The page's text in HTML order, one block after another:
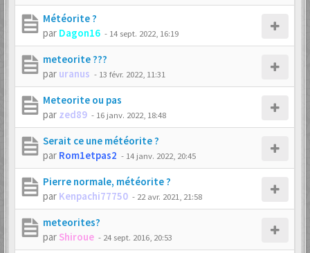
Météorite ?
par Dagon16 - 14 sept. 2022, 16:19
meteorite ???
par uranus - 13 févr. 2022, 11:31
Meteorite ou pas
par zed89 - 16 janv. 2022, 18:48
Serait ce une météorite ?
par Rom1etpas2 - 14 janv. 2022, 20:45
Pierre normale, météorite ?
par Kenpachi77750 - 22 avr. 2021, 21:58
meteorites?
par Shiroue - 24 sept. 2016, 20:53